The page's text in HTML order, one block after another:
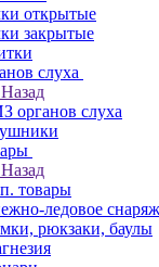
открытые
закрытые
слуха
Назад
органов слуха
Назад
товары
ледовое
рюкзаки, баулы